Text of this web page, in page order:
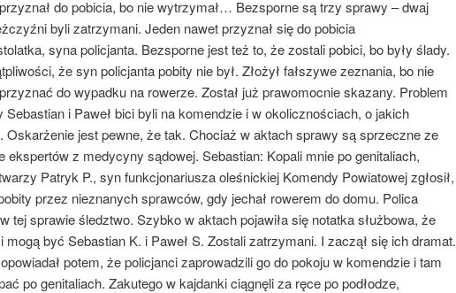
do pobicia, bo nie wytrzymał… Bezsporne są trzy sprawy – dwaj
byli zatrzymani. Jeden nawet przyznał się do pobicia
syna policjanta. Bezsporne jest też to, że zostali pobici, bo były ślady.
że syn policjanta pobity nie był. Złożył fałszywe zeznania, bo nie
do wypadku na rowerze. Został już prawomocnie skazany. Problem
i Paweł bici byli na komendzie i w okolicznościach, o jakich
Oskarżenie jest pewne, że tak. Chociaż w aktach sprawy są sprzeczne ze
ekspertów z medycyny sądowej. Sebastian: Kopali mnie po genitaliach,
Patryk P., syn funkcjonariusza oleśnickiej Komendy Powiatowej zgłosił,
przez nieznanych sprawców, gdy jechał rowerem do domu. Polica
tej sprawie śledztwo. Szybko w aktach pojawiła się notatka służbowa, że
mogą być Sebastian K. i Paweł S. Zostali zatrzymani. I zaczął się ich dramat.
potem, że policjanci zaprowadzili go do pokoju w komendzie i tam
po genitaliach. Zakutego w kajdanki ciągnęli za ręce po podłodze,